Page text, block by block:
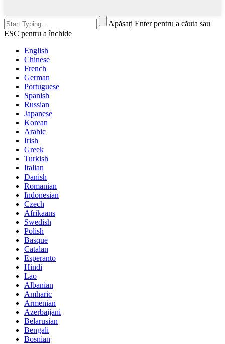
Apăsați Enter pentru a căuta sau
ESC pentru a închide
English
Chinese
French
German
Portuguese
Spanish
Russian
Japanese
Korean
Arabic
Irish
Greek
Turkish
Italian
Danish
Romanian
Indonesian
Czech
Afrikaans
Swedish
Polish
Basque
Catalan
Esperanto
Hindi
Lao
Albanian
Amharic
Armenian
Azerbaijani
Belarusian
Bengali
Bosnian